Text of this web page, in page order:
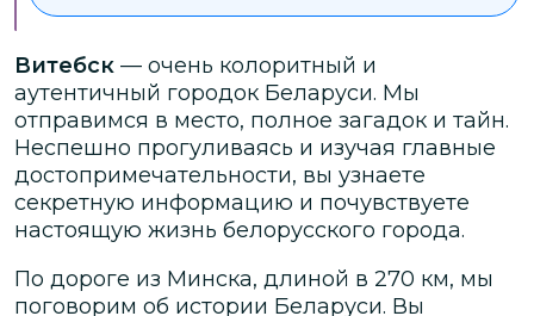
Витебск — очень колоритный и
аутентичный городок Беларуси. Мы
отправимся в место, полное загадок и тайн.
Неспешно прогуливаясь и изучая главные
достопримечательности, вы узнаете
секретную информацию и почувствуете
настоящую жизнь белорусского города.
По дороге из Минска, длиной в 270 км, мы
поговорим об истории Беларуси. Вы